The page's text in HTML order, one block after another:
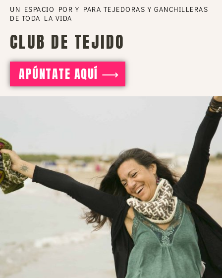
UN ESPACIO POR Y PARA TEJEDORAS Y GANCHILLERAS
DE TODA LA VIDA
CLUB DE TEJIDO
APÚNTATE AQUÍ ⟶